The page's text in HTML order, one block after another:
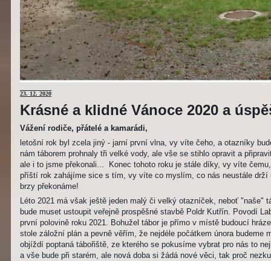
23. 12. 2020
Krásné a klidné Vánoce 2020 a
Vážení rodiče, přátelé a kamarádi,
letošní rok byl zcela jiný - jarní první vlna, vy víte čeho, a otazníky
nám táborem prohnaly tři velké vody, ale vše se stihlo opravit a
ale i to jsme překonali... Konec tohoto roku je stále díky, vy víte
příští rok zahájíme sice s tím, vy víte co myslím, co nás neustále
brzy překonáme!
Léto 2021 má však ještě jeden malý či velký otazníček, neboť "naše"
bude muset ustoupit veřejně prospěšné stavbě Poldr Kutřín. Povodí
první polovině roku 2021. Bohužel tábor je přímo v místě budoucí
stole záložní plán a pevně věřím, že nejdéle počátkem února
objíždí poptaná tábořiště, ze kterého se pokusíme vybrat pro nás to
a vše bude při starém, ale nová doba si žádá nové věci, tak proč